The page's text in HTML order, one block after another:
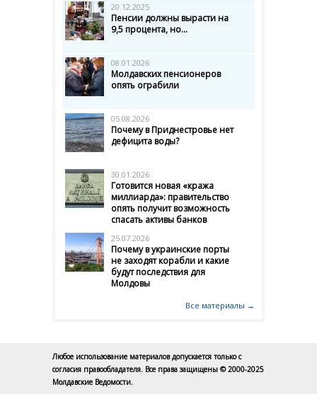
20.12.2025
Пенсии должны вырасти на
9,5 процента, но...
08.01.2026
Молдавских пенсионеров
опять ограбили
05.08.2026
Почему в Приднестровье нет
дефицита воды?
30.01.2026
Готовится новая «кража
миллиарда»: правительство
опять получит возможность
спасать активы банков
25.07.2026
Почему в украинские порты
не заходят корабли и какие
будут последствия для
Молдовы
Все материалы →
Любое использование материалов допускается только с
согласия правообладателя. Все права защищены © 2000-2025
Молдавские Ведомости.